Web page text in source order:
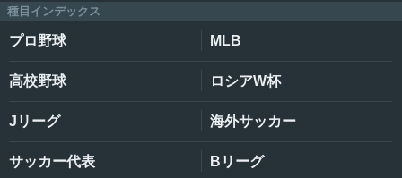
種目インデックス
プロ野球 MLB
高校野球 ロシアW杯
Jリーグ 海外サッカー
サッカー代表 Bリーグ